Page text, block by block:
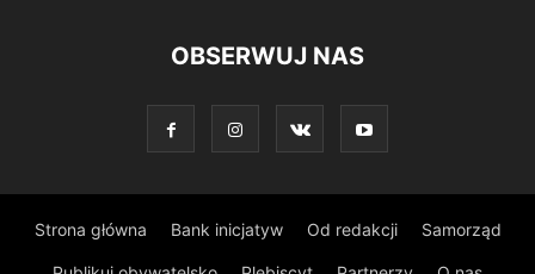
OBSERWUJ NAS
Strona główna Bank inicjatyw Od redakcji Samorząd